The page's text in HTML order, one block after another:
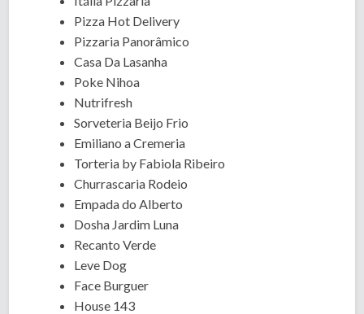
Pizza Hot Delivery
Pizzaria Panorâmico
Casa Da Lasanha
Poke Nihoa
Nutrifresh
Sorveteria Beijo Frio
Emiliano a Cremeria
Torteria by Fabiola Ribeiro
Churrascaria Rodeio
Empada do Alberto
Dosha Jardim Luna
Recanto Verde
Leve Dog
Face Burguer
House 143